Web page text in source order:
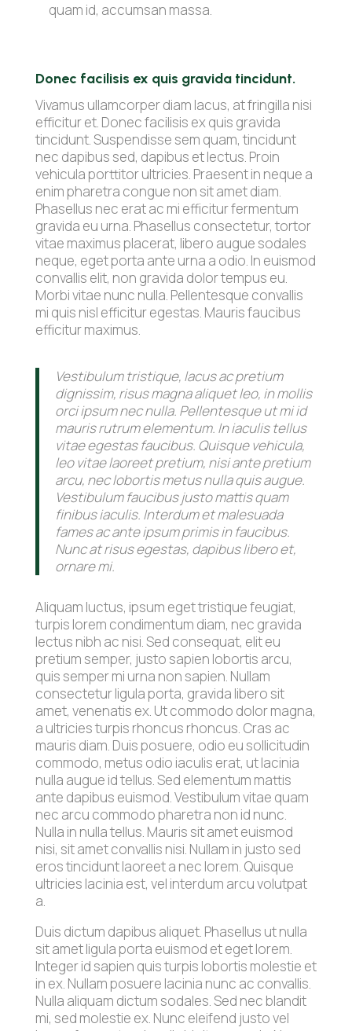
quam id, accumsan massa.
Donec facilisis ex quis gravida tincidunt.
Vivamus ullamcorper diam lacus, at fringilla nisi
efficitur et. Donec facilisis ex quis gravida
tincidunt. Suspendisse sem quam, tincidunt
nec dapibus sed, dapibus et lectus. Proin
vehicula porttitor ultricies. Praesent in neque a
enim pharetra congue non sit amet diam.
Phasellus nec erat ac mi efficitur fermentum
gravida eu urna. Phasellus consectetur, tortor
vitae maximus placerat, libero augue sodales
neque, eget porta ante urna a odio. In euismod
convallis elit, non gravida dolor tempus eu.
Morbi vitae nunc nulla. Pellentesque convallis
mi quis nisl efficitur egestas. Mauris faucibus
efficitur maximus.
Vestibulum tristique, lacus ac pretium
dignissim, risus magna aliquet leo, in mollis
orci ipsum nec nulla. Pellentesque ut mi id
mauris rutrum elementum. In iaculis tellus
vitae egestas faucibus. Quisque vehicula,
leo vitae laoreet pretium, nisi ante pretium
arcu, nec lobortis metus nulla quis augue.
Vestibulum faucibus justo mattis quam
finibus iaculis. Interdum et malesuada
fames ac ante ipsum primis in faucibus.
Nunc at risus egestas, dapibus libero et,
ornare mi.
Aliquam luctus, ipsum eget tristique feugiat,
turpis lorem condimentum diam, nec gravida
lectus nibh ac nisi. Sed consequat, elit eu
pretium semper, justo sapien lobortis arcu,
quis semper mi urna non sapien. Nullam
consectetur ligula porta, gravida libero sit
amet, venenatis ex. Ut commodo dolor magna,
a ultricies turpis rhoncus rhoncus. Cras ac
mauris diam. Duis posuere, odio eu sollicitudin
commodo, metus odio iaculis erat, ut lacinia
nulla augue id tellus. Sed elementum mattis
ante dapibus euismod. Vestibulum vitae quam
nec arcu commodo pharetra non id nunc.
Nulla in nulla tellus. Mauris sit amet euismod
nisi, sit amet convallis nisi. Nullam in justo sed
eros tincidunt laoreet a nec lorem. Quisque
ultricies lacinia est, vel interdum arcu volutpat
a.
Duis dictum dapibus aliquet. Phasellus ut nulla
sit amet ligula porta euismod et eget lorem.
Integer id sapien quis turpis lobortis molestie et
in ex. Nullam posuere lacinia nunc ac convallis.
Nulla aliquam dictum sodales. Sed nec blandit
mi, sed molestie ex. Nunc eleifend justo vel